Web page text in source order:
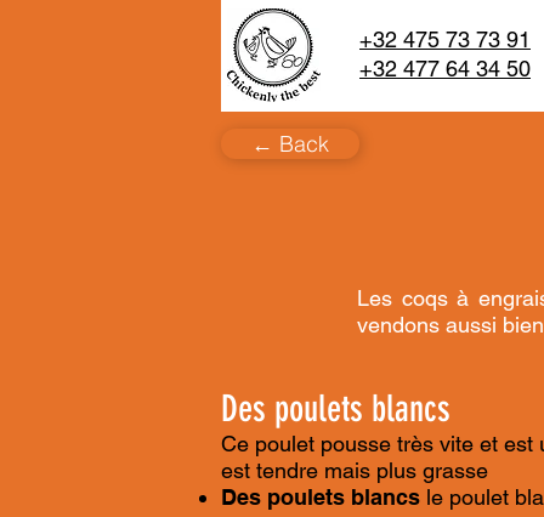
+32 475 73 73 91
+32 477 64 34 50
← Back
Les coqs à
vendons aussi
Des poulets blancs
Ce poulet pousse très vite et est
est tendre mais plus grasse
Des poulets blancs le poulet